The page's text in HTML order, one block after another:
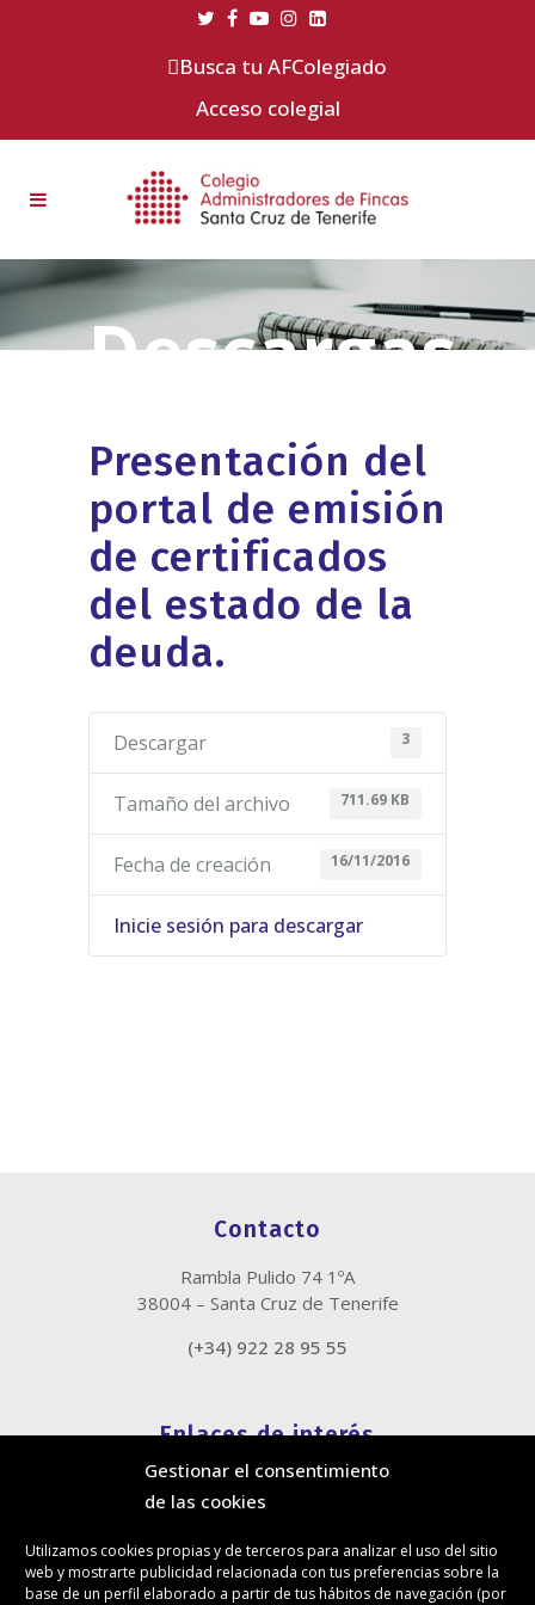
Gestionar el consentimiento
de las cookies
Utilizamos cookies propias y de terceros para analizar el uso del sitio
web y mostrarte publicidad relacionada con tus preferencias sobre la
base de un perfil elaborado a partir de tus hábitos de navegación (por
Busca tu AFColegiado
Acceso colegial
Presentación del
portal de emisión
de certificados
del estado de la
deuda.
Descargar 3
Tamaño del archivo 711.69 KB
Fecha de creación 16/11/2016
Inicie sesión para descargar
Contacto
Rambla Pulido 74 1ºA
38004 – Santa Cruz de Tenerife
(+34) 922 28 95 55
Enlaces de interés
Política de cookies
Política de privacidad
Canal de denuncias
Protección de privacidad en redes sociales